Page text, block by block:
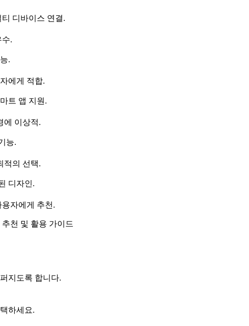
디바이스 연결.
수.
.
에게 적합.
트 앱 지원.
에 이상적.
능.
적의 선택.
디자인.
자에게 추천.
지도록 합니다.
하세요.